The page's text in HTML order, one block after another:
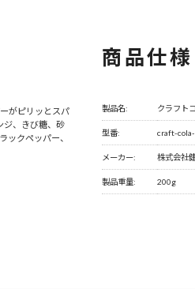
がピリッとスパ
、きび糖、砂
ックペッパー、
商品仕様
製品名: クラフト
型番: craft-
メーカー: 株式会社
製品重量: 200g